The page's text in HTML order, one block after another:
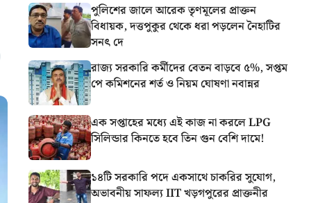
পুলিশের জালে আরেক তৃণমূলের প্রাক্তন
বিধায়ক, দত্তপুকুর থেকে ধরা পড়লেন নৈহাটির
সনৎ দে
রাজ্য সরকারি কর্মীদের বেতন বাড়বে ৫%, সপ্তম
পে কমিশনের শর্ত ও নিয়ম ঘোষণা নবান্নর
এক সপ্তাহের মধ্যে এই কাজ না করলে LPG
সিলিন্ডার কিনতে হবে তিন গুন বেশি দামে!
১৪টি সরকারি পদে একসাথে চাকরির সুযোগ,
অভাবনীয় সাফল্য IIT খড়গপুরের প্রাক্তনীর